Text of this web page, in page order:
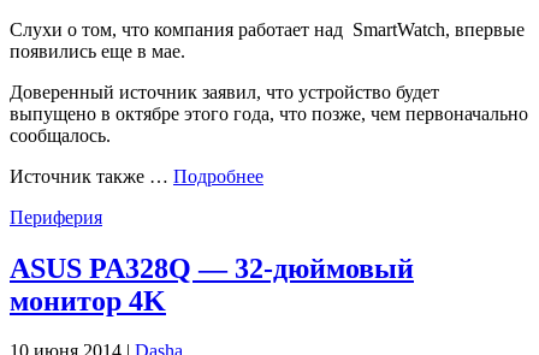
Слухи о том, что компания работает над SmartWatch, впервые
появились еще в мае.
Доверенный источник заявил, что устройство будет
выпущено в октябре этого года, что позже, чем первоначально
сообщалось.
Источник также … Подробнее
Периферия
ASUS PA328Q — 32-дюймовый
монитор 4K